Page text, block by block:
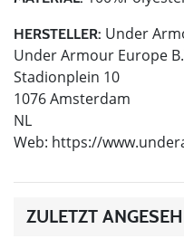
HERSTELLER: Under
Under Armour Europe
Stadionplein 10
1076 Amsterdam
NL
Web: https://
ZULETZT